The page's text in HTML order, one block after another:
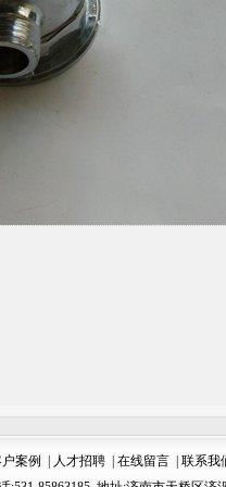
案例 人才招聘 在线留言
联系我